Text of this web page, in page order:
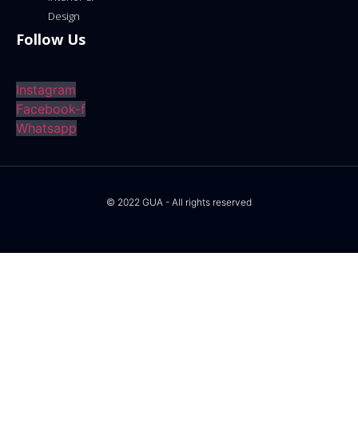
Design
Follow Us
Instagram
Facebook-f
Whatsapp
© 2022 GUA - All rights reserved